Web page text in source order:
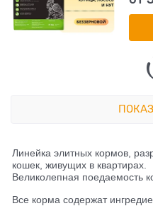
Линейка элитных кормов,
кошек, живущих в квартирах.
Великолепная поедаемость
Все корма содержат